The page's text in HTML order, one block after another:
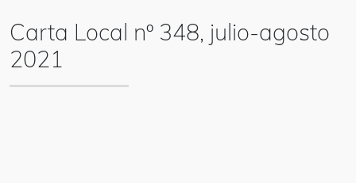
Carta Local nº 348, julio-agosto
2021